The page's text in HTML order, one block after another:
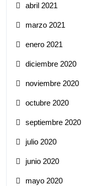
abril 2021
marzo 2021
enero 2021
diciembre 2020
noviembre 2020
octubre 2020
septiembre 2020
julio 2020
junio 2020
mayo 2020